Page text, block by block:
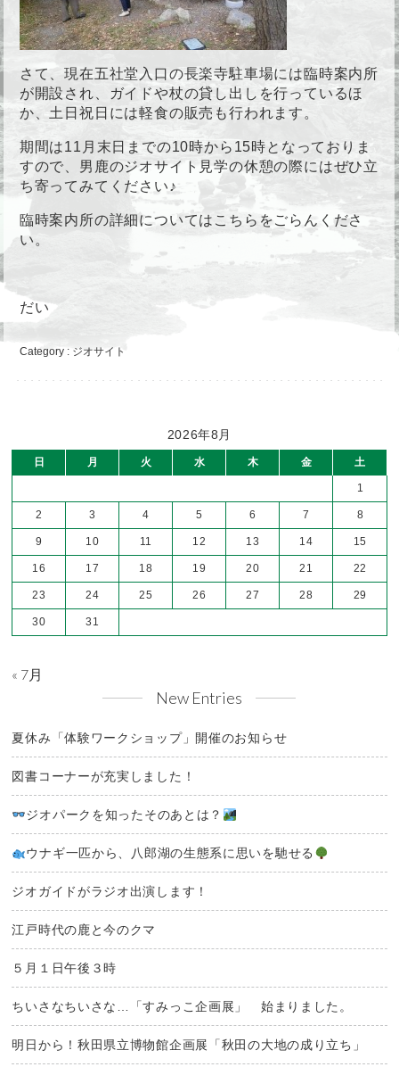
さて、現在五社堂入口の長楽寺駐車場には臨時案内所
が開設され、ガイドや杖の貸し出しを行っているほ
か、土日祝日には軽食の販売も行われます。
期間は11月末日までの10時から15時となっておりま
すので、男鹿のジオサイト見学の休憩の際にはぜひ立
ち寄ってみてください♪
臨時案内所の詳細については こちら をごらんくださ
い。
だい
Category : ジオサイト
2026年8月
日 月 火 水 木 金 土
1
2 3 4 5 6 7 8
9 10 11 12 13 14 15
16 17 18 19 20 21 22
23 24 25 26 27 28 29
30 31
« 7月
New Entries
夏休み「体験ワークショップ」開催のお知らせ
図書コーナーが充実しました！
ジオパークを知ったそのあとは？
ウナギ一匹から、八郎湖の生態系に思いを馳せる
ジオガイドがラジオ出演します！
江戸時代の鹿と今のクマ
５月１日午後３時
ちいさなちいさな…「すみっこ企画展」 始まりました。
明日から！秋田県立博物館企画展「秋田の大地の成り立ち」